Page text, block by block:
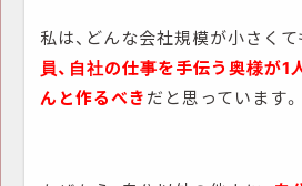
私は、どんな会社規模が小さくて
員、自社の仕事を手伝う奥様が1
んと作るべきだと思っています。